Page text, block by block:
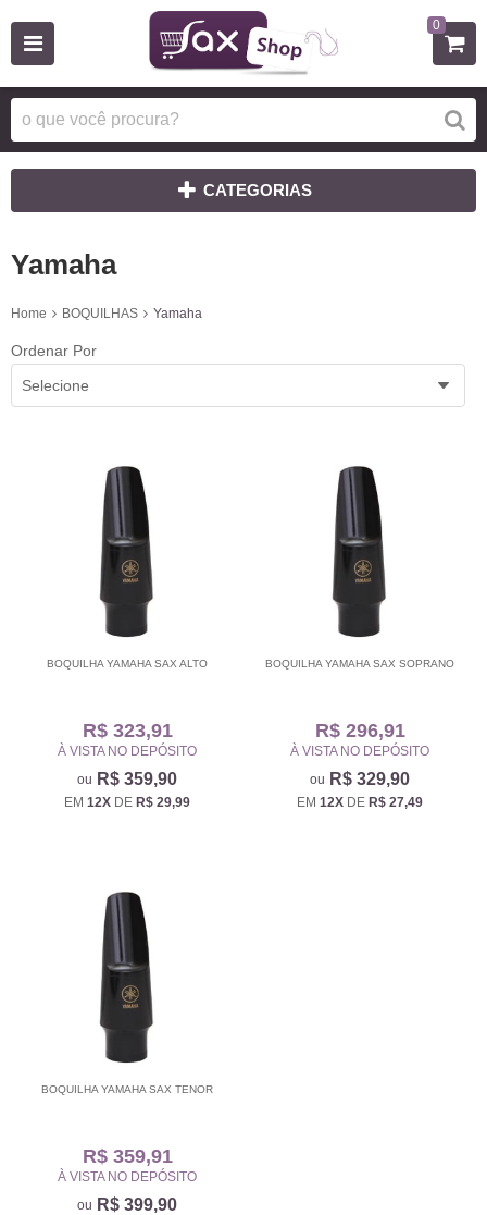
0
CATEGORIAS
Yamaha
Home BOQUILHAS Yamaha
Ordenar Por
Selecione
BOQUILHA YAMAHA SAX ALTO
R$ 323,91
À VISTA NO DEPÓSITO
R$ 359,90
EM 12X DE R$ 29,99
BOQUILHA YAMAHA SAX SOPRANO
R$ 296,91
À VISTA NO DEPÓSITO
R$ 329,90
EM 12X DE R$ 27,49
BOQUILHA YAMAHA SAX TENOR
R$ 359,91
À VISTA NO DEPÓSITO
R$ 399,90